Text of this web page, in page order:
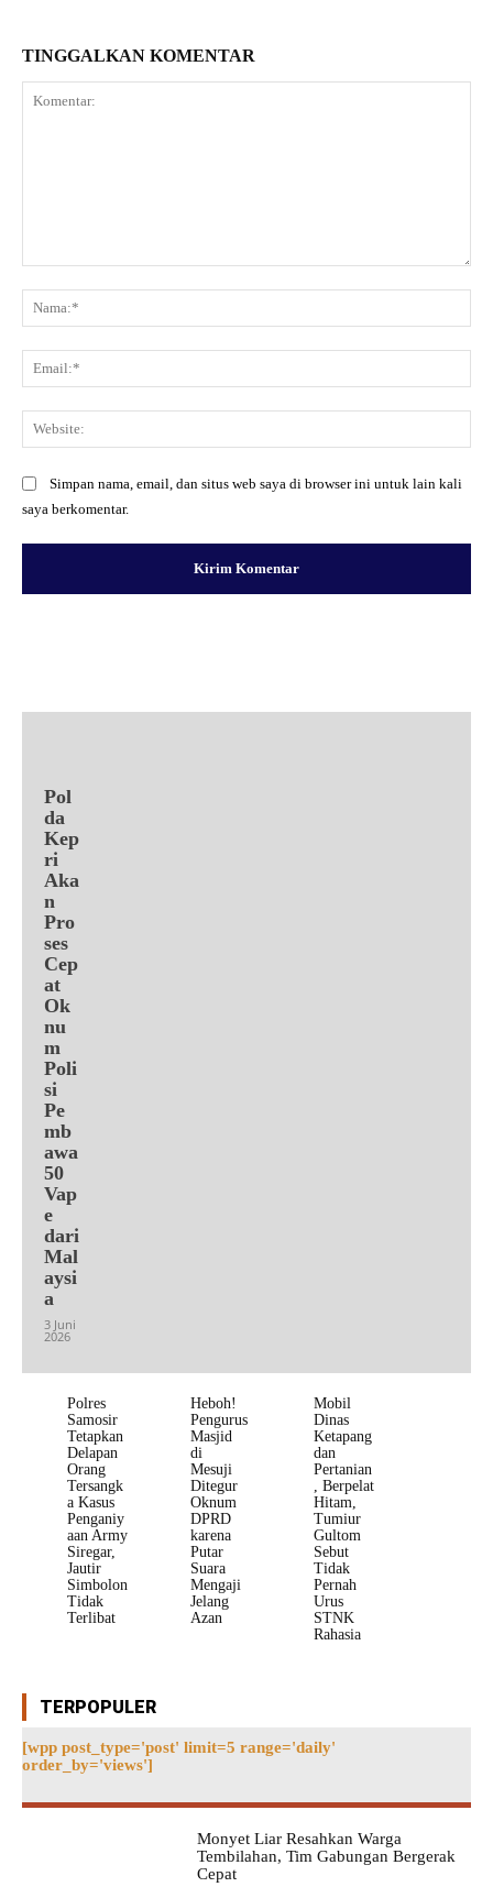
TINGGALKAN KOMENTAR
Simpan nama, email, dan situs web saya di browser ini untuk lain kali
saya berkomentar.
Pol
da
Kep
ri
Aka
n
Pro
ses
Cep
at
Ok
nu
m
Poli
si
Pe
mb
awa
50
Vap
e
dari
Mal
aysi
a
3 Juni
2026
Polres
Samosir
Tetapkan
Delapan
Orang
Tersangk
a Kasus
Penganiy
aan Army
Siregar,
Jautir
Simbolon
Tidak
Terlibat
Heboh!
Pengurus
Masjid
di
Mesuji
Ditegur
Oknum
DPRD
karena
Putar
Suara
Mengaji
Jelang
Azan
Mobil
Dinas
Ketapang
dan
Pertanian
, Berpelat
Hitam,
Tumiur
Gultom
Sebut
Tidak
Pernah
Urus
STNK
Rahasia
TERPOPULER
[wpp post_type='post' limit=5 range='daily'
order_by='views']
Monyet Liar Resahkan Warga
Tembilahan, Tim Gabungan Bergerak
Cepat